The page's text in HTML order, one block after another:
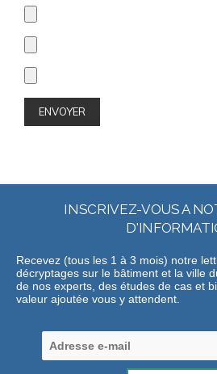
INSCRIVEZ-VOUS A
Recevez (tous les 1 à 3 mois) notre
décryptages sur le bâtiment et la ville
de nos experts, des études de cas et
valeur ajoutée vous y attendent.